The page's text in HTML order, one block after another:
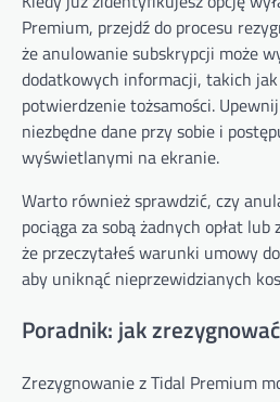
Premium, przejdź do procesu
że anulowanie subskrypcji może
dodatkowych informacji, takich
potwierdzenie tożsamości.
niezbędne dane przy sobie i
wyświetlanymi na ekranie.
Warto również sprawdzić, czy
pociąga za sobą żadnych opłat
że przeczytałeś warunki umowy
aby uniknąć nieprzewidzianych
Poradnik: jak
Zrezygnowanie z Tidal Premium